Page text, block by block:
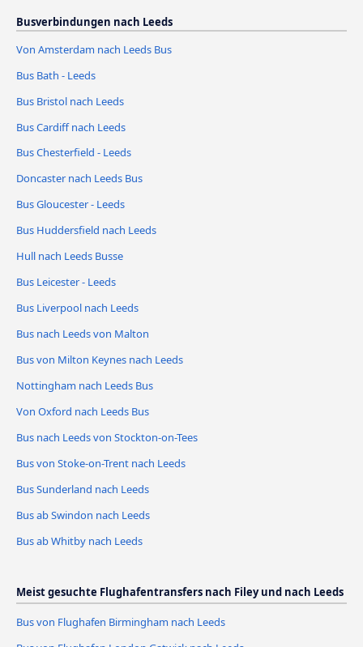
Busverbindungen nach Leeds
Von Amsterdam nach Leeds Bus
Bus Bath - Leeds
Bus Bristol nach Leeds
Bus Cardiff nach Leeds
Bus Chesterfield - Leeds
Doncaster nach Leeds Bus
Bus Gloucester - Leeds
Bus Huddersfield nach Leeds
Hull nach Leeds Busse
Bus Leicester - Leeds
Bus Liverpool nach Leeds
Bus nach Leeds von Malton
Bus von Milton Keynes nach Leeds
Nottingham nach Leeds Bus
Von Oxford nach Leeds Bus
Bus nach Leeds von Stockton-on-Tees
Bus von Stoke-on-Trent nach Leeds
Bus Sunderland nach Leeds
Bus ab Swindon nach Leeds
Bus ab Whitby nach Leeds
Meist gesuchte Flughafentransfers nach Filey und nach Leeds
Bus von Flughafen Birmingham nach Leeds